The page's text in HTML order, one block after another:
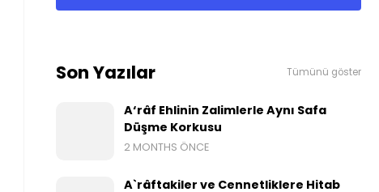
Son Yazılar Tümünü göster
A‘râf Ehlinin Zalimlerle Aynı Safa
Düşme Korkusu
2 MONTHS ÖNCE
A`râftakiler ve Cennetliklere Hitab